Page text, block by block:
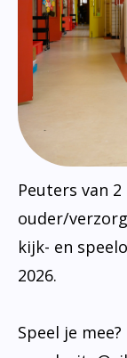
Peuters van
ouder/
kijk- en
2026.
Speel je